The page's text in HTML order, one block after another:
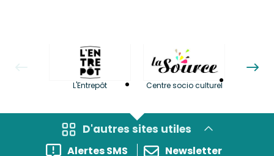
L'Entrepôt Centre socio culturel
D'autres sites utiles
Alertes SMS
Newsletter